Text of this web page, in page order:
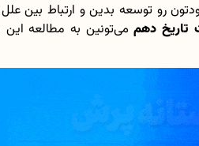
برنامه‌
رو توسعه بدین و ارتباط بین
تاریخ دهممی‌تونین به مطالعه این